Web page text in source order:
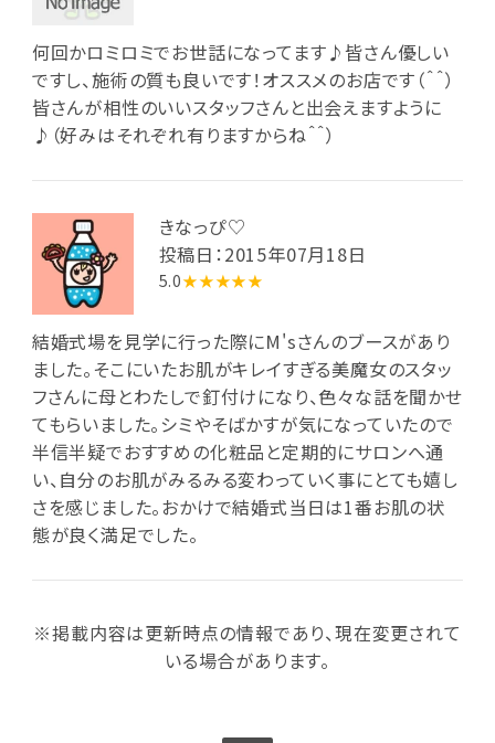
何回かロミロミでお世話になってます♪皆さん優しい
ですし、施術の質も良いです！オススメのお店です（＾＾）
皆さんが相性のいいスタッフさんと出会えますように
♪（好みはそれぞれ有りますからね＾＾）
きなっぴ♡
投稿日：2015年07月18日
5.0★★★★★
結婚式場を見学に行った際にM'sさんのブースがあり
ました。そこにいたお肌がキレイすぎる美魔女のスタッ
フさんに母とわたしで釘付けになり、色々な話を聞かせ
てもらいました。シミやそばかすが気になっていたので
半信半疑でおすすめの化粧品と定期的にサロンへ通
い、自分のお肌がみるみる変わっていく事にとても嬉し
さを感じました。おかけで結婚式当日は1番お肌の状
態が良く満足でした。
※掲載内容は更新時点の情報であり、現在変更されて
いる場合があります。